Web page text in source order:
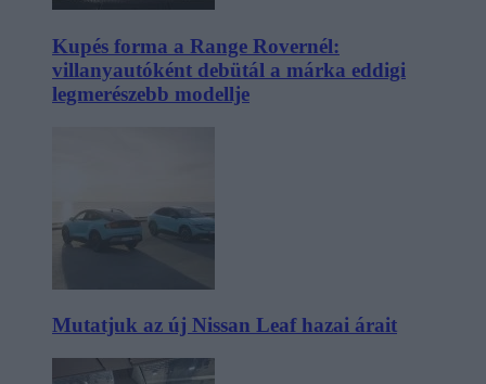
Kupés forma a Range Rovernél:
villanyautóként debütál a márka eddigi
legmerészebb modellje
Mutatjuk az új Nissan Leaf hazai árait